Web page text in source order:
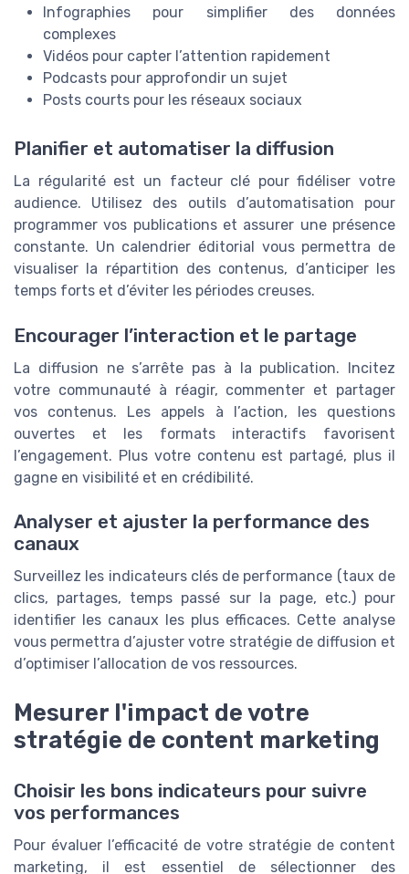
Infographies pour simplifier des données
complexes
Vidéos pour capter l’attention rapidement
Podcasts pour approfondir un sujet
Posts courts pour les réseaux sociaux
Planifier et automatiser la diffusion
La régularité est un facteur clé pour fidéliser votre
audience. Utilisez des outils d’automatisation pour
programmer vos publications et assurer une présence
constante. Un calendrier éditorial vous permettra de
visualiser la répartition des contenus, d’anticiper les
temps forts et d’éviter les périodes creuses.
Encourager l’interaction et le partage
La diffusion ne s’arrête pas à la publication. Incitez
votre communauté à réagir, commenter et partager
vos contenus. Les appels à l’action, les questions
ouvertes et les formats interactifs favorisent
l’engagement. Plus votre contenu est partagé, plus il
gagne en visibilité et en crédibilité.
Analyser et ajuster la performance des
canaux
Surveillez les indicateurs clés de performance (taux de
clics, partages, temps passé sur la page, etc.) pour
identifier les canaux les plus efficaces. Cette analyse
vous permettra d’ajuster votre stratégie de diffusion et
d’optimiser l’allocation de vos ressources.
Mesurer l'impact de votre
stratégie de content marketing
Choisir les bons indicateurs pour suivre
vos performances
Pour évaluer l’efficacité de votre stratégie de content
marketing, il est essentiel de sélectionner des